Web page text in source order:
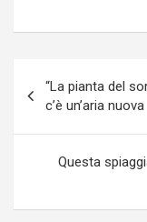
articoli
“La pianta del
c’è un’aria nuova
Questa